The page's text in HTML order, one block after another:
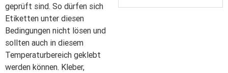
geprüft sind. So dürfen sich
Etiketten unter diesen
Bedingungen nicht lösen und
sollten auch in diesem
Temperaturbereich geklebt
werden können. Kleber,